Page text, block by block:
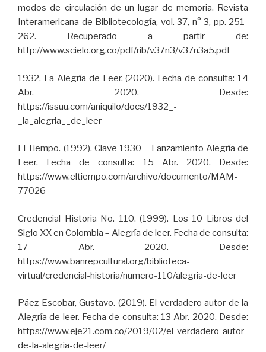
modos de circulación de un lugar de memoria. Revista
Interamericana de Bibliotecología, vol. 37, n° 3, pp. 251-
262. Recuperado a partir de:
http://www.scielo.org.co/pdf/rib/v37n3/v37n3a5.pdf
1932, La Alegría de Leer. (2020). Fecha de consulta: 14
Abr. 2020. Desde:
https://issuu.com/aniquilo/docs/1932_-
_la_alegria__de_leer
El Tiempo. (1992). Clave 1930 – Lanzamiento Alegría de
Leer. Fecha de consulta: 15 Abr. 2020. Desde:
https://www.eltiempo.com/archivo/documento/MAM-
77026
Credencial Historia No. 110. (1999). Los 10 Libros del
Siglo XX en Colombia – Alegría de leer. Fecha de consulta:
17 Abr. 2020. Desde:
https://www.banrepcultural.org/biblioteca-
virtual/credencial-historia/numero-110/alegria-de-leer
Páez Escobar, Gustavo. (2019). El verdadero autor de la
Alegría de leer. Fecha de consulta: 13 Abr. 2020. Desde:
https://www.eje21.com.co/2019/02/el-verdadero-autor-
de-la-alegria-de-leer/